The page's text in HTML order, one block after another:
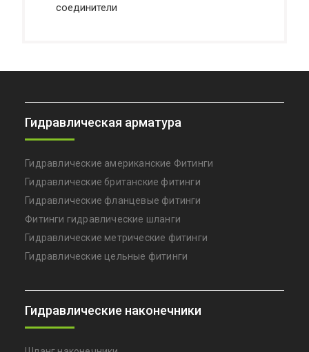
соединители
Гидравлическая арматура
Гидравлические американские Фитинги
Гидравлические британские фитинги
Гидравлические фланцевые фитинги
Фитинги гидравлические шланги
Гидравлические метрические фитинги
Гидравлические цельные фитинги
Гидравлические наконечники